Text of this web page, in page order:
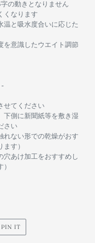
の動きとなりません
くなります
温と吸水度合いに応じた
を意識したウエイト調節
-
せてください
下側に新聞紙等を敷き湿
さい
れない形での乾燥がおす
す）
穴あけ加工をおすすめし
PIN IT
PINTEREST